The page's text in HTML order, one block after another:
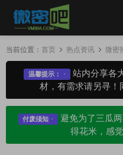
当前位置： 首页 热点资讯 微密
温馨提示：
站内分享各
材，有需求请另寻！
付废须知
避免为了三瓜
得花米，感